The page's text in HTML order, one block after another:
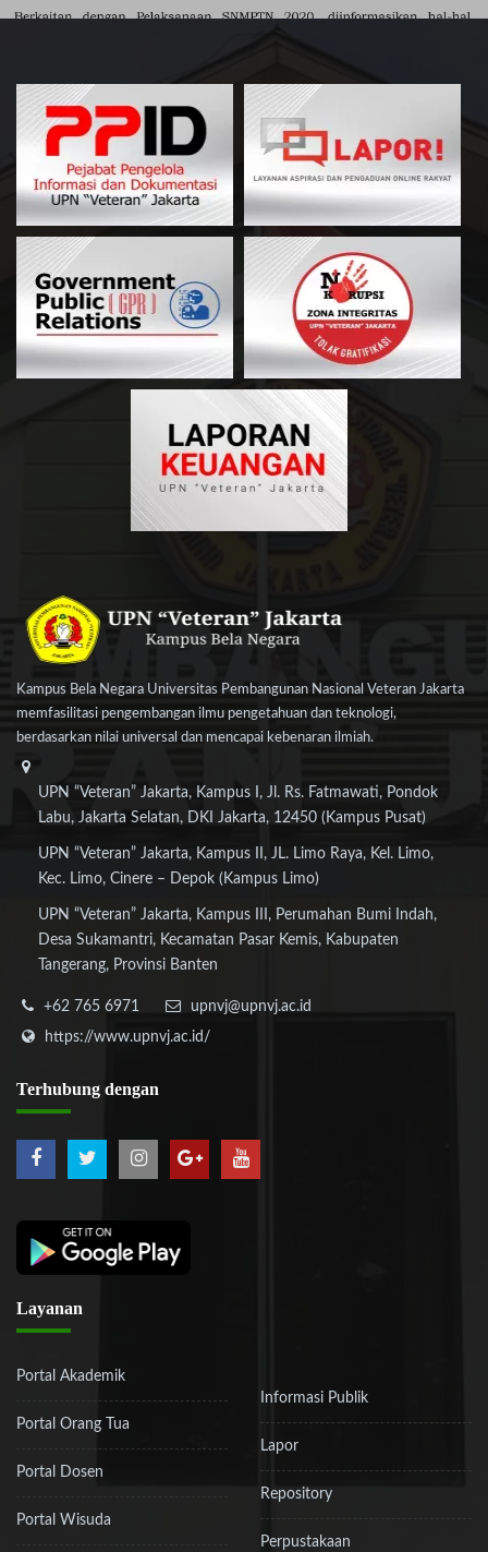
Kampus Bela Negara Universitas Pembangunan Nasional Veteran Jakarta
memfasilitasi pengembangan ilmu pengetahuan dan teknologi,
berdasarkan nilai universal dan mencapai kebenaran ilmiah.
UPN “Veteran” Jakarta, Kampus I, Jl. Rs. Fatmawati, Pondok
Labu, Jakarta Selatan, DKI Jakarta, 12450 (Kampus Pusat)
UPN “Veteran” Jakarta, Kampus II, JL. Limo Raya, Kel. Limo,
Kec. Limo, Cinere – Depok (Kampus Limo)
UPN “Veteran” Jakarta, Kampus III, Perumahan Bumi Indah,
Desa Sukamantri, Kecamatan Pasar Kemis, Kabupaten
Tangerang, Provinsi Banten
+62 765 6971
upnvj@upnvj.ac.id
https://www.upnvj.ac.id/
Terhubung dengan
Layanan
Portal Akademik
Portal Orang Tua
Portal Dosen
Portal Wisuda
Informasi Publik
Lapor
Repository
Perpustakaan